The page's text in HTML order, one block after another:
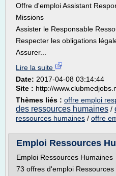
Offre d'emploi Assistant
Missions
Assister le Responsable
Respecter les obligations
Assurer...
Lire la suite
Date: 2017-04-08 03:14:44
Site : http://
Thèmes liés : offre emploi
des ressources humaines /
ressources humaines / offre
Emploi Ressources
Emploi Ressources Humaines
73 offres d'emploi